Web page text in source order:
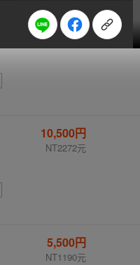
28,000円
NT6059元
10,500円
NT2272元
5,500円
NT1190元